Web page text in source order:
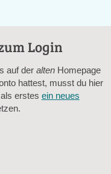
sind und
Login
auf der altenHomepage
hattest, musst du hier
erstes ein neues